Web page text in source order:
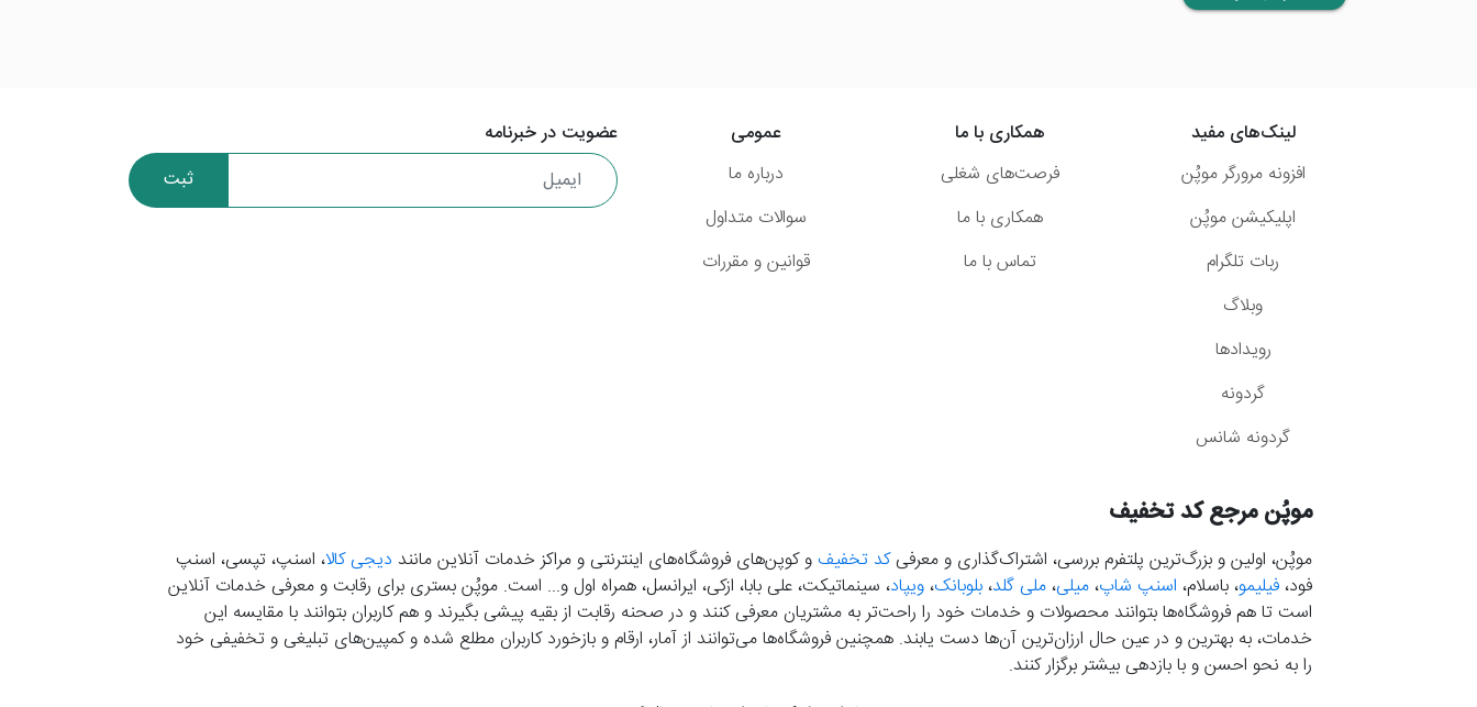
عضویت در خبرنامه
ثبت
لینک‌های مفید
افزونه مرورگر موپُن
اپلیکیشن موپُن
ربات تلگرام
وبلاگ
رویدادها
گردونه
گردونه شانس
همکاری با ما
فرصت‌های شغلی
همکاری با ما
تماس با ما
عمومی
درباره ما
سوالات متداول
قوانین و مقررات
موپُن مرجع کد تخفیف
موپُن، اولین و بزرگ‌ترین پلتفرم بررسی، اشتراک‌گذاری و معرفیکد تخفیفو کوپن‌های فروشگاه‌های اینترنتی و مراکز خدمات آنلاین مانند دیجی کالا، اسنپ، تپسی، اسنپ
فود، فیلیمو، باسلام، اسنپ شاپ، میلی، ملی گلد، بلوبانک، ویپاد، سینماتیکت، علی بابا، ازکی، ایرانسل، همراه اول و... است. موپُن بستری برای رقابت و معرفی خدمات آنلاین
است تا هم فروشگاه‌ها بتوانند محصولات و خدمات خود را راحت‌تر به مشتریان معرفی کنند و در صحنه رقابت از بقیه پیشی بگیرند و هم کاربران بتوانند با مقایسه این
خدمات، به بهترین و در عین حال ارزان‌ترین آن‌ها دست‌ یابند. همچنین فروشگاه‌ها می‌توانند از آمار، ارقام و بازخورد کاربران مطلع شده و کمپین‌های تبلیغی و تخفیفی خود
را به نحو احسن و با بازدهی بیشتر برگزار کنند.